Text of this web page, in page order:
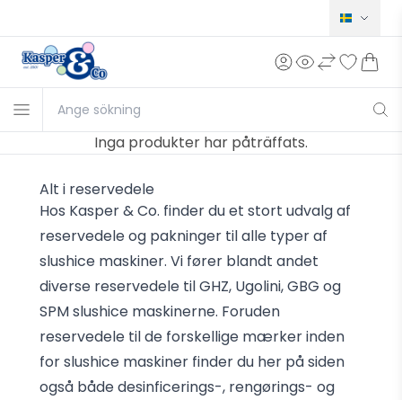
Norsk
Dansk
Deutsch
Inga produkter har påträffats.
Alt i reservedele
Hos Kasper & Co. finder du et stort udvalg af
reservedele og pakninger til alle typer af
slushice maskiner. Vi fører blandt andet
diverse reservedele til GHZ, Ugolini, GBG og
SPM slushice maskinerne. Foruden
reservedele til de forskellige mærker inden
for slushice maskiner finder du her på siden
også både desinficerings-, rengørings- og